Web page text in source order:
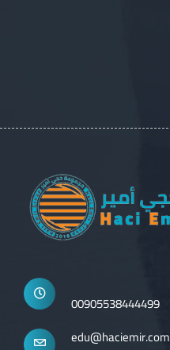
00905538444499
edu@haciemir.com